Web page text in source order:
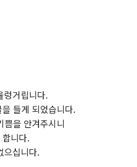
렁거립니다.
들게 되었습니다.
쁨을 안겨주시니
니다.
십니다.